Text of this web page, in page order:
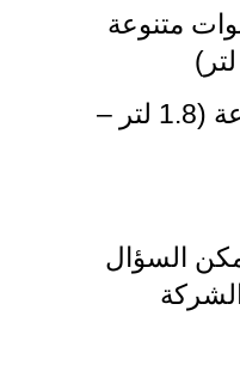
متنوعة
زيت ذرة عبوات متنوعة (1.8 لتر –
السؤال